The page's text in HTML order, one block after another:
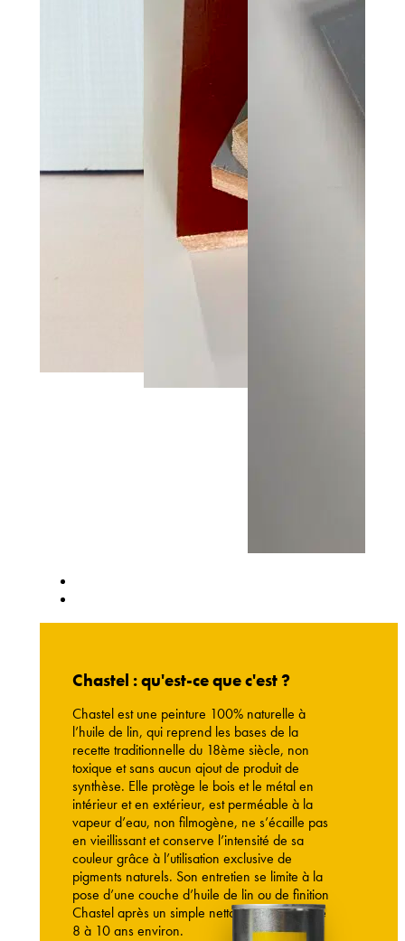
Chastel : qu'est-ce que c'est ?
Chastel est une peinture 100% naturelle à
l’huile de lin, qui reprend les bases de la
recette traditionnelle du 18ème siècle, non
toxique et sans aucun ajout de produit de
synthèse. Elle protège le bois et le métal en
intérieur et en extérieur, est perméable à la
vapeur d’eau, non filmogène, ne s’écaille pas
en vieillissant et conserve l’intensité de sa
couleur grâce à l’utilisation exclusive de
pigments naturels. Son entretien se limite à la
pose d’une couche d’huile de lin ou de finition
Chastel après un simple nettoyage au bout de
8 à 10 ans environ.